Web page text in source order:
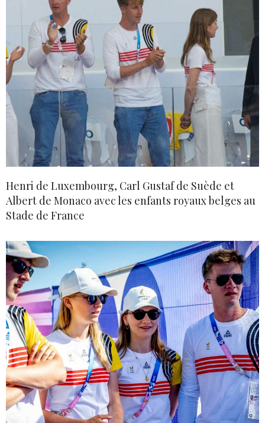
Henri de Luxembourg, Carl Gustaf de Suède et
Albert de Monaco avec les enfants royaux belges au
Stade de France